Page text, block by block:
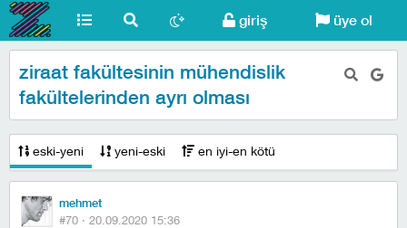
giriş üye ol
ziraat fakültesinin mühendislik
fakültelerinden ayrı olması
eski-yeni yeni-eski en iyi-en kötü
mehmet
#70 · 20.09.2020 15:36